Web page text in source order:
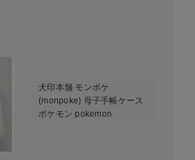
犬印本舗 モンポケ
(monpoke) 母子手帳ケース
ポケモン pokemon